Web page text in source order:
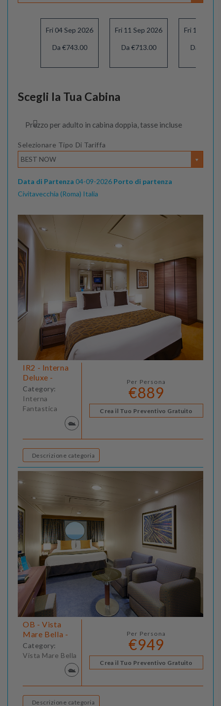
Fri 04 Sep 2026
Da €743.00
Fri 11 Sep 2026
Da €713.00
Fri 18 Sep
Da
Scegli la Tua Cabina
Prezzo per adulto in cabina doppia, tasse incluse
Selezionare Tipo Di Tariffa
BEST NOW
Data di Partenza 04-09-2026 Porto di partenza
Civitavecchia (Roma) Italia
IR2 - Interna
Deluxe -
Category:
Interna
Fantastica
Per Persona
€889
Crea il Tuo Preventivo Gratuito
Descrizione categoria
OB - Vista
Mare Bella -
Category:
Vista Mare Bella
Per Persona
€949
Crea il Tuo Preventivo Gratuito
Descrizione categoria